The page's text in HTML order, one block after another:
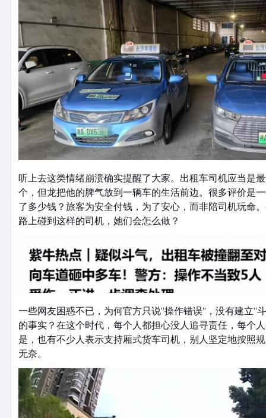
听上去这类情绪崩溃确实提醒了大家。出租车司机应当是
个，但龙把他的脾气放到一辆车的生活前边。很多评价是
了多少钱？旅客为安全付钱，为了安心，而非陪司机玩命
路上碰到这样的司机，她们会怎么做？
一些网友困惑不已，为何官方只说“操作错误”，没有建立“
的事实？在这个时代，每个人都担心没人追寻责任，每个
是，也有不少人表示支持厢式货车司机，别人坚定地按照
无奈。